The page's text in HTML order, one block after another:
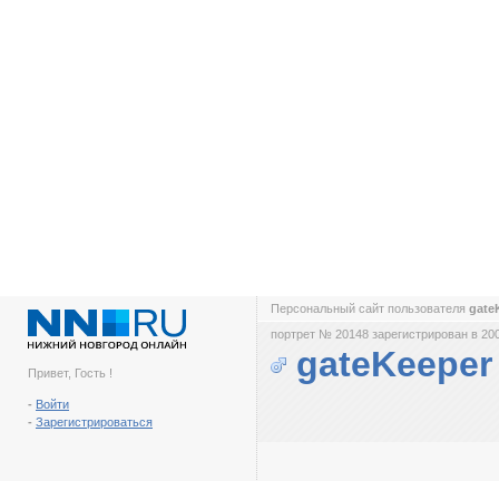
Привет, Гость !
- Войти
- Зарегистрироваться
Персональный сайт пользователя
портрет № 20148 зарегистрирован в
gateKeeper